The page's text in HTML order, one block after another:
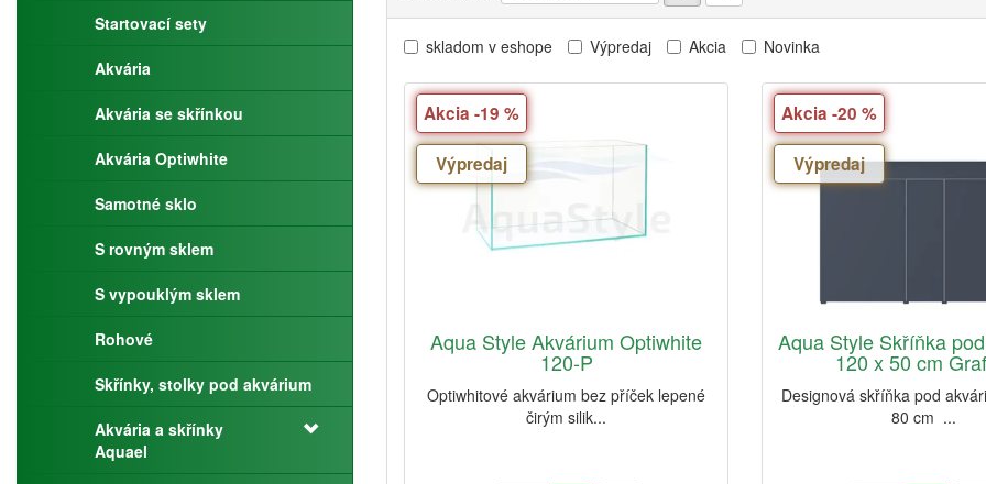
Startovací sety
Akvária
Akvária se skřínkou
Akvária Optiwhite
Samotné sklo
S rovným sklem
S vypouklým sklem
Rohové
Skřínky, stolky pod akvárium
Akvária a skřínky
Aquael
skladom v eshope Výpredaj Akcia Novinka
Akcia -19 %
Výpredaj
Aqua Style Akvárium Optiwhite
120-P
Optiwhitové akvárium bez příček lepené
čirým silik...
Akcia -20 %
Výpredaj
Aqua Style Skříňka
120 x 50 cm
Designová skříňka pod
80 cm ...